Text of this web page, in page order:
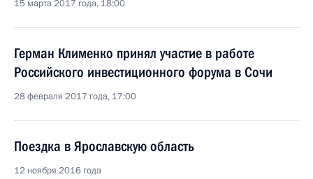
15 марта 2017 года, 18:00
Герман Клименко принял участие в работе
Российского инвестиционного форума в Сочи
28 февраля 2017 года, 17:00
Поездка в Ярославскую область
12 ноября 2016 года